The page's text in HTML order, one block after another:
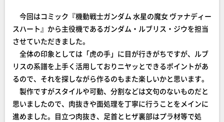
今回はコミック『機動戦士ガンダム 水星の魔女 ヴァナディー
スハート』から主役機であるガンダム・ルブリス・ジウを担当
させていただきました。
全体の印象としては「虎の手」に目が行きがちですが、ルブ
リスの系譜を上手く活用しておりニヤッとできるポイントがあ
るので、それを探しながら作るのもまた楽しいかと思います。
製作ですがスタイルや可動、分割などは文句のないものだと
思いましたので、肉抜きや面処理を丁寧に行うことをメインに
進めました。目立つ肉抜き、足首とヒザ裏部はプラ材等で処